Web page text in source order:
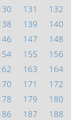
131
132
139
140
147
148
155
156
163
164
171
172
179
180
187
188